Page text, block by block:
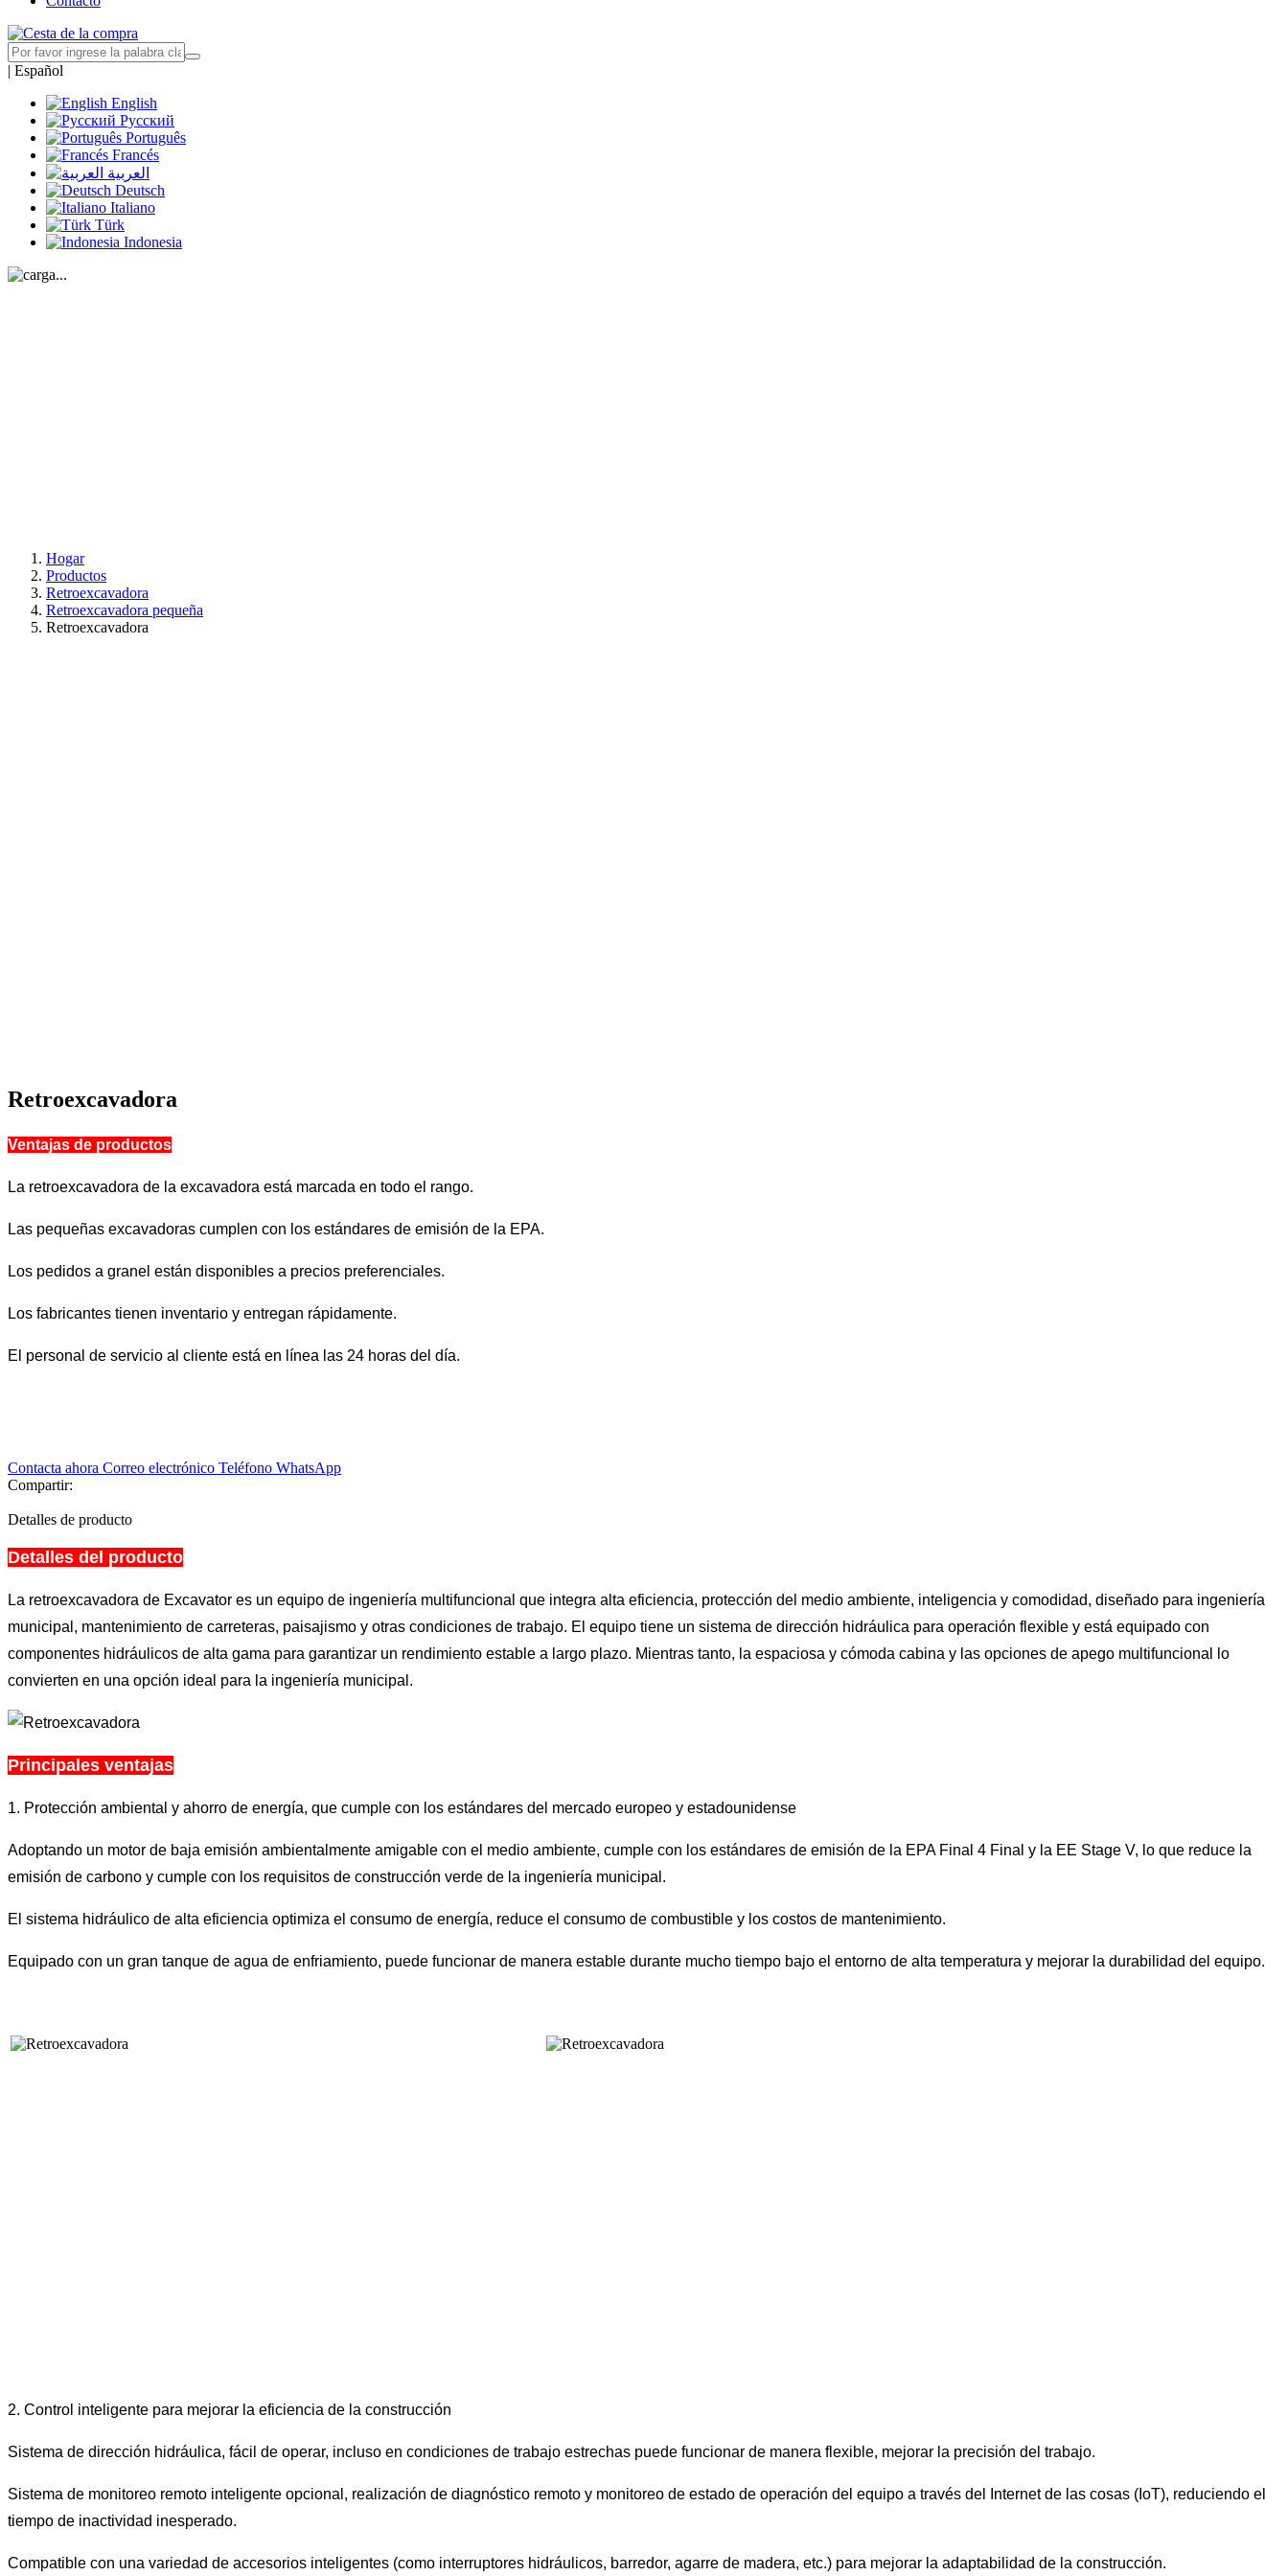
| Español
English
Русский
Português
Francés
العربية
Deutsch
Italiano
Türk
Indonesia
Hogar
Productos
Retroexcavadora
Retroexcavadora pequeña
Retroexcavadora
Retroexcavadora
Ventajas de productos
La retroexcavadora de la excavadora está marcada en todo el rango.
Las pequeñas excavadoras cumplen con los estándares de emisión de la EPA.
Los pedidos a granel están disponibles a precios preferenciales.
Los fabricantes tienen inventario y entregan rápidamente.
El personal de servicio al cliente está en línea las 24 horas del día.
Contacta ahora Correo electrónico Teléfono WhatsApp
Compartir:
Detalles de producto
Detalles del producto
La retroexcavadora de Excavator es un equipo de ingeniería multifuncional que integra alta eficiencia, protección del medio ambiente, inteligencia y comodidad, diseñado para ingeniería
municipal, mantenimiento de carreteras, paisajismo y otras condiciones de trabajo. El equipo tiene un sistema de dirección hidráulica para operación flexible y está equipado con
componentes hidráulicos de alta gama para garantizar un rendimiento estable a largo plazo. Mientras tanto, la espaciosa y cómoda cabina y las opciones de apego multifuncional lo
convierten en una opción ideal para la ingeniería municipal.
Principales ventajas
1. Protección ambiental y ahorro de energía, que cumple con los estándares del mercado europeo y estadounidense
Adoptando un motor de baja emisión ambientalmente amigable con el medio ambiente, cumple con los estándares de emisión de la EPA Final 4 Final y la EE Stage V, lo que reduce la
emisión de carbono y cumple con los requisitos de construcción verde de la ingeniería municipal.
El sistema hidráulico de alta eficiencia optimiza el consumo de energía, reduce el consumo de combustible y los costos de mantenimiento.
Equipado con un gran tanque de agua de enfriamiento, puede funcionar de manera estable durante mucho tiempo bajo el entorno de alta temperatura y mejorar la durabilidad del equipo.
2. Control inteligente para mejorar la eficiencia de la construcción
Sistema de dirección hidráulica, fácil de operar, incluso en condiciones de trabajo estrechas puede funcionar de manera flexible, mejorar la precisión del trabajo.
Sistema de monitoreo remoto inteligente opcional, realización de diagnóstico remoto y monitoreo de estado de operación del equipo a través del Internet de las cosas (IoT), reduciendo el
tiempo de inactividad inesperado.
Compatible con una variedad de accesorios inteligentes (como interruptores hidráulicos, barredor, agarre de madera, etc.) para mejorar la adaptabilidad de la construcción.